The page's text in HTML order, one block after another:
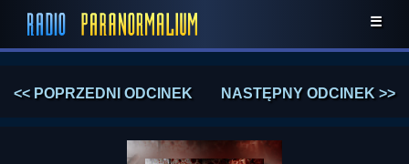
☰
<< POPRZEDNI ODCINEK NASTĘPNY ODCINEK >>